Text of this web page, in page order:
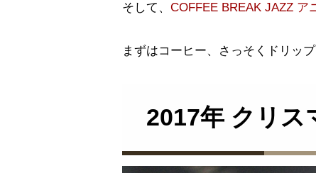
そして、 COFFEE BREAK JAZZ ア
まずはコーヒー、さっそくドリップ
2017年 クリス